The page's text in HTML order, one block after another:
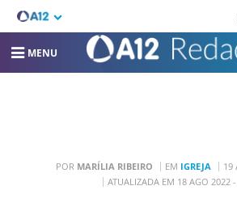
MENU
POR MARÍLIA RIBEIRO EM IGREJA
19
ATUALIZADA EM 18 AGO 2022